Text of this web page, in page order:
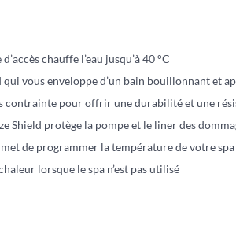
chauffe l’eau jusqu’à 40 °C
qui vous enveloppe d’un bain bouillonnant et
contrainte pour offrir une durabilité et une
Shield protège la pompe et le liner des
de programmer la température de votre spa
lorsque le spa n’est pas utilisé